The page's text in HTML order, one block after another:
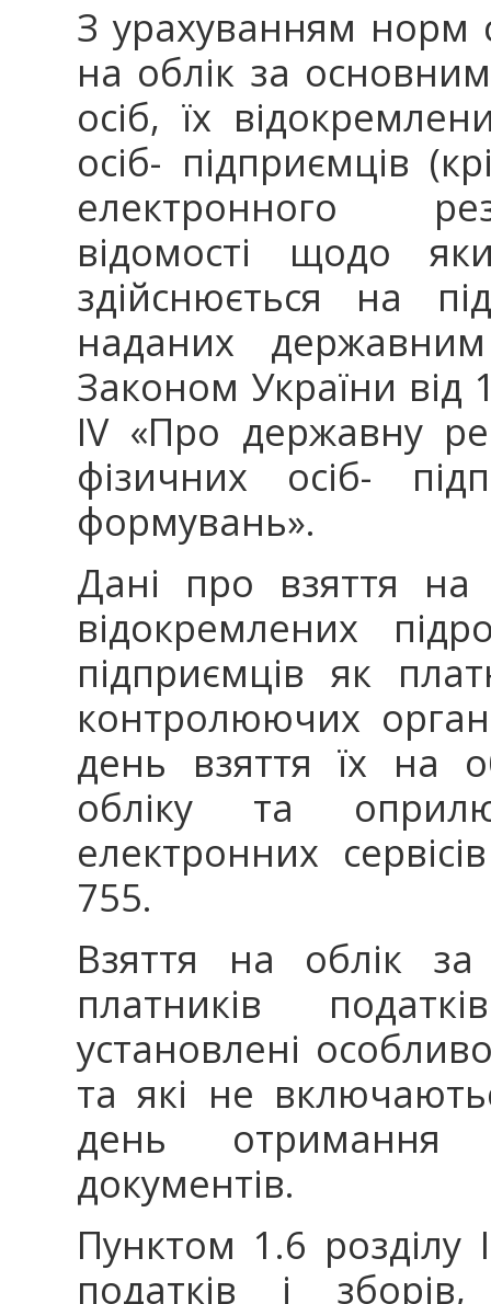
З урахуванням норм
на облік за
осіб, їх
осіб- підприємців
електронного
відомості щодо
здійснюється на
наданих
Законом України
ІV «Про державну
фізичних осіб-
формувань».
Дані про взяття на
відокремлених
підприємців як
контролюючих
день взяття їх на
обліку та
електронних
755.
Взяття на облік
платників
установлені
та які не
день отримання
документів.
Пунктом 1.6 розділу
податків і